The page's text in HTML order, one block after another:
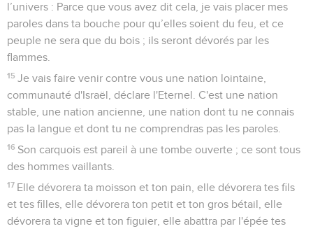
l’univers : Parce que vous avez dit cela, je vais placer mes
paroles dans ta bouche pour qu’elles soient du feu, et ce
peuple ne sera que du bois ; ils seront dévorés par les
flammes.
15 Je vais faire venir contre vous une nation lointaine,
communauté d'Israël, déclare l'Eternel. C'est une nation
stable, une nation ancienne, une nation dont tu ne connais
pas la langue et dont tu ne comprendras pas les paroles.
16 Son carquois est pareil à une tombe ouverte ; ce sont tous
des hommes vaillants.
17 Elle dévorera ta moisson et ton pain, elle dévorera tes fils
et tes filles, elle dévorera ton petit et ton gros bétail, elle
dévorera ta vigne et ton figuier, elle abattra par l'épée tes